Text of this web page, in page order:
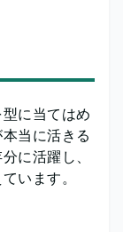
に当てはめ
当に活きる
に活躍し、
います。